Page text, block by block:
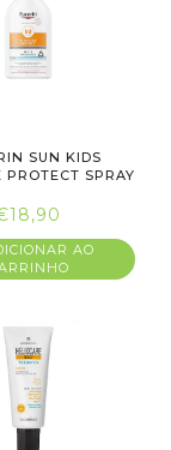
SUN KIDS
PROTECT SPRAY
AO